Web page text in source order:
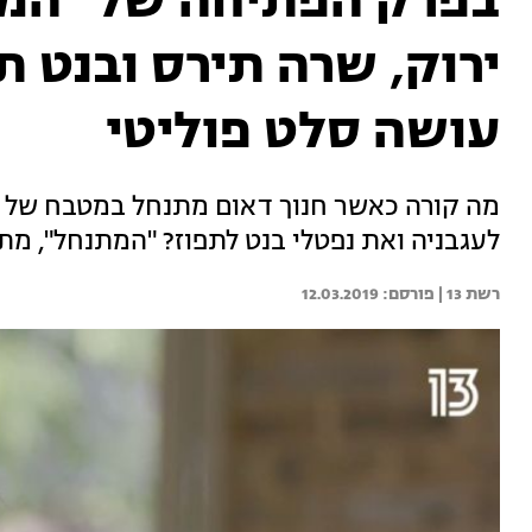
ירוק, שרה תירס ובנט
עושה סלט פוליטי
מה קורה כאשר חנוך דאום מתנחל במטבח
לעגבניה ואת נפטלי בנט לתפוז? "המתנחל",
רשת 13 | 12.03.2019